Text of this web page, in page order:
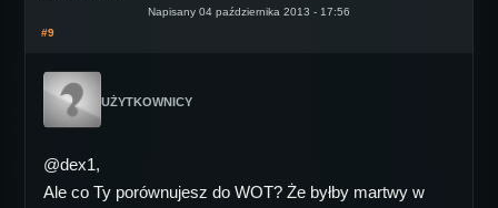
Napisany 04 października 2013 - 17:56
#9
UŻYTKOWNICY
@dex1,
Ale co Ty porównujesz do WOT? Że byłby martwy w